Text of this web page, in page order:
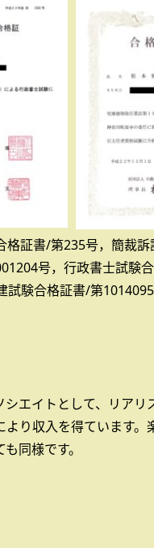
格証書/第235号，簡裁
号，行政書士試験
試験合格証書/第
エイトとして、リアリ
り収入を得ています。
同様です。